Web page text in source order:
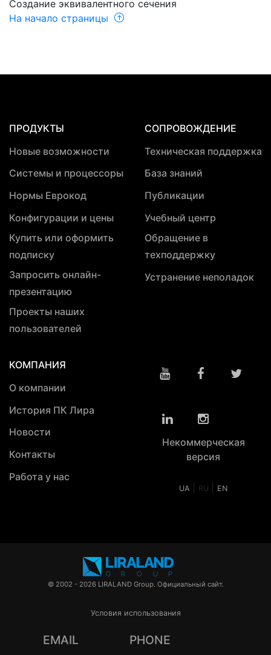
Создание эквивалентного сечения
На начало страницы
ПРОДУКТЫ
Новые возможности
Системы и процессоры
Нормы Еврокод
Конфигурации и цены
Купить или оформить
подписку
Запросить онлайн-
презентацию
Проекты наших
пользователей
СОПРОВОЖДЕНИЕ
Техническая поддержка
База знаний
Публикации
Учебный центр
Обращение в
техподдержку
Устранение неполадок
КОМПАНИЯ
О компании
История ПК Лира
Новости
Контакты
Работа у нас
Некоммерческая
версия
UA RU EN
© 2002 - 2026 LIRALAND Group. Официальный сайт.
Условия использования
EMAIL PHONE